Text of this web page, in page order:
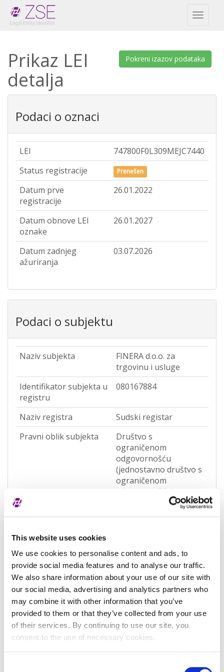
This website uses cookies
We use cookies to personalise content and ads, to
provide social media features and to analyse our traffic.
We also share information about your use of our site with
our social media, advertising and analytics partners who
may combine it with other information that you’ve
provided to them or that they’ve collected from your use
of their services. By continuing to use our site, you
consent to the use of necessary cookies.
Toggle
Pokreni izazov podataka
Prikaz LEI
detalja
Podaci o oznaci
LEI
747800F0L309MEJC7440
Status registracije
Prenešen
Datum prve
registracije
26.01.2022
Datum obnove LEI
oznake
26.01.2027
Datum zadnjeg
ažuriranja
03.07.2026
Podaci o subjektu
Naziv subjekta
FINERA d.o.o. za
trgovinu i usluge
Identifikator subjekta u
registru
080167884
Naziv registra
Sudski registar
Pravni oblik subjekta
Društvo s
ograničenom
odgovornošću
(jednostavno društvo s
ograničenom
odgovornošću)
Status subjekta
Vrsta subjekta
Općenita
Vezani subjekt
-
LEI vezanog subjekta
-
Potvrđeno kod
Sudski registar
(RA000156)